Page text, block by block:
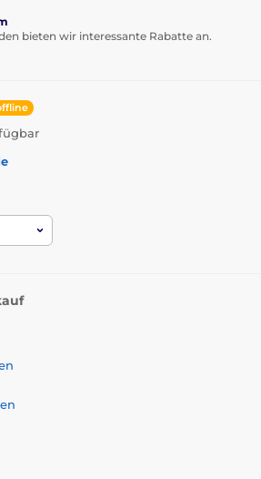
bieten wir interessante Rabatte an.